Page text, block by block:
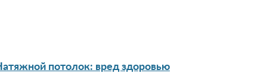
потолок: вред здоровью